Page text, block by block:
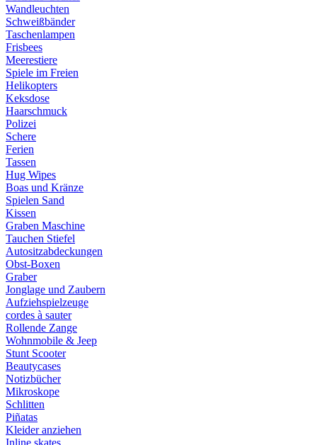
Wandleuchten
Schweißbänder
Taschenlampen
Frisbees
Meerestiere
Spiele im Freien
Helikopters
Keksdose
Haarschmuck
Polizei
Schere
Ferien
Tassen
Hug Wipes
Boas und Kränze
Spielen Sand
Kissen
Graben Maschine
Tauchen Stiefel
Autositzabdeckungen
Obst-Boxen
Graber
Jonglage und Zaubern
Aufziehspielzeuge
cordes à sauter
Rollende Zange
Wohnmobile & Jeep
Stunt Scooter
Beautycases
Notizbücher
Mikroskope
Schlitten
Piñatas
Kleider anziehen
Inline skates